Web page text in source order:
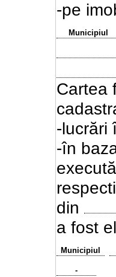
-pe
Municipiul
Cartea
-lucrări
-în
din
a fost
Municipiul
-